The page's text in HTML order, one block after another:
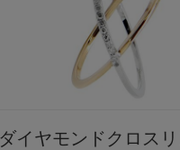
ダイヤモンドクロス